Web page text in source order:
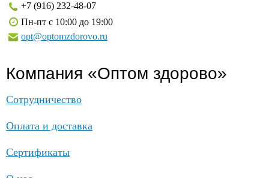
+7 (916) 232-48-07
Пн-пт с 10:00 до 19:00
opt@optomzdorovo.ru
Компания «Оптом здорово»
Сотрудничество
Оплата и доставка
Сертификаты